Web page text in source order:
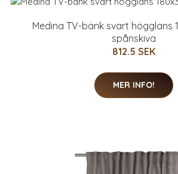
Medina TV-bänk svart högglans
spånskiva
812.5 SEK
MER INFO!